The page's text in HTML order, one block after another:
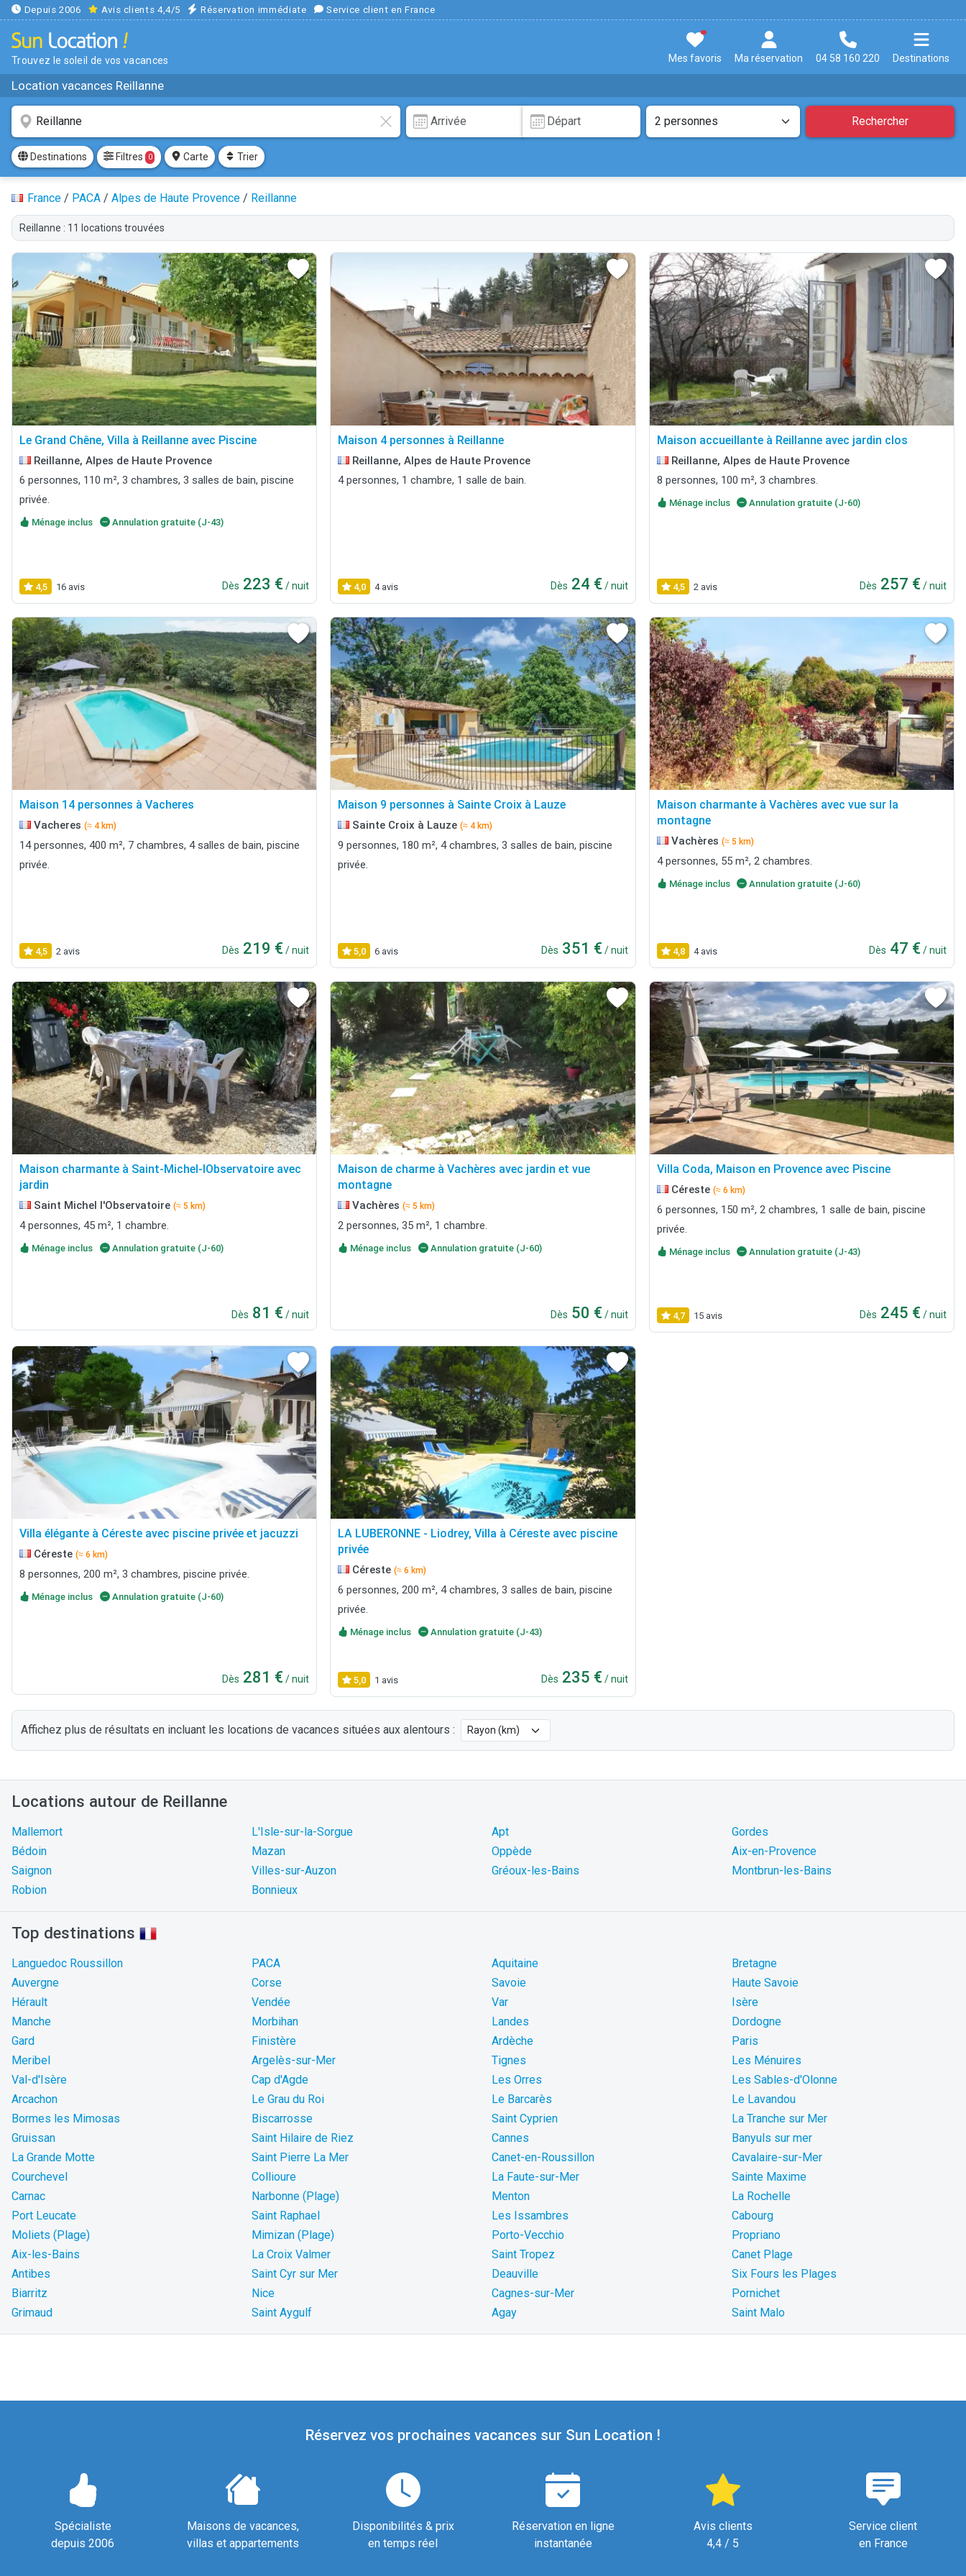
Depuis 2006 Avis clients 4,4/5 Réservation immédiate Service client en France
Trouvez le soleil de vos vacances Mes favoris Ma réservation 04 58 160 220 Destinations
Location vacances Reillanne
Rechercher
Destinations Filtres 0 Carte Trier
France / PACA / Alpes de Haute Provence / Reillanne
Reillanne : 11 locations trouvées
Le Grand Chêne, Villa à Reillanne avec Piscine
Reillanne, Alpes de Haute Provence
6 personnes, 110 m², 3 chambres, 3 salles de bain, piscine
privée.
Ménage inclus Annulation gratuite (J-43)
4,5 16 avis Dès 223 € / nuit
Maison 4 personnes à Reillanne
Reillanne, Alpes de Haute Provence
4 personnes, 1 chambre, 1 salle de bain.
4,0 4 avis Dès 24 € / nuit
Maison accueillante à Reillanne avec jardin clos
Reillanne, Alpes de Haute Provence
8 personnes, 100 m², 3 chambres.
Ménage inclus Annulation gratuite (J-60)
4,5 2 avis Dès 257 € / nuit
Maison 14 personnes à Vacheres
Vacheres (≈ 4 km)
14 personnes, 400 m², 7 chambres, 4 salles de bain, piscine
privée.
4,5 2 avis Dès 219 € / nuit
Maison 9 personnes à Sainte Croix à Lauze
Sainte Croix à Lauze(≈ 4 km)
9 personnes, 180 m², 4 chambres, 3 salles de bain, piscine
privée.
5,0 6 avis Dès 351 € / nuit
Maison charmante à Vachères avec vue sur la
montagne
Vachères (≈ 5 km)
4 personnes, 55 m², 2 chambres.
Ménage inclus Annulation gratuite (J-60)
4,8 4 avis Dès 47 € / nuit
Maison charmante à Saint-Michel-lObservatoire avec
jardin
Saint Michel l'Observatoire (≈ 5 km)
4 personnes, 45 m², 1 chambre.
Ménage inclus Annulation gratuite (J-60)
Dès 81 € / nuit
Maison de charme à Vachères avec jardin et vue
montagne
Vachères(≈ 5 km)
2 personnes, 35 m², 1 chambre.
Ménage inclus Annulation gratuite (J-60)
Dès 50 € / nuit
Villa Coda, Maison en Provence avec Piscine
Céreste (≈ 6 km)
6 personnes, 150 m², 2 chambres, 1 salle de bain, piscine
privée.
Ménage inclus Annulation gratuite (J-43)
4,7 15 avis Dès 245 € / nuit
Villa élégante à Céreste avec piscine privée et jacuzzi
Céreste (≈ 6 km)
8 personnes, 200 m², 3 chambres, piscine privée.
Ménage inclus Annulation gratuite (J-60)
Dès 281 € / nuit
LA LUBERONNE - Liodrey, Villa à Céreste avec piscine
privée
Céreste(≈ 6 km)
6 personnes, 200 m², 4 chambres, 3 salles de bain, piscine
privée.
Ménage inclus Annulation gratuite (J-43)
5,0 1 avis Dès 235 € / nuit
Affichez plus de résultats en incluant les locations de vacances situées aux alentours :
Locations autour de Reillanne
Mallemort L'Isle-sur-la-Sorgue Apt
Gordes
Bédoin
Mazan Oppède
Aix-en-Provence
Saignon
Villes-sur-Auzon Gréoux-les-Bains
Montbrun-les-Bains
Robion
Bonnieux
Top destinations
Languedoc Roussillon PACA Aquitaine
Bretagne
Auvergne
Corse Savoie
Haute Savoie
Hérault
Vendée Var
Isère
Manche
Morbihan Landes
Dordogne
Gard
Finistère Ardèche
Paris
Meribel
Argelès-sur-Mer Tignes
Les Ménuires
Val-d'Isère
Cap d'Agde Les Orres
Les Sables-d'Olonne
Arcachon
Le Grau du Roi Le Barcarès
Le Lavandou
Bormes les Mimosas
Biscarrosse Saint Cyprien
La Tranche sur Mer
Gruissan
Saint Hilaire de Riez Cannes
Banyuls sur mer
La Grande Motte
Saint Pierre La Mer Canet-en-Roussillon
Cavalaire-sur-Mer
Courchevel
Collioure La Faute-sur-Mer
Sainte Maxime
Carnac
Narbonne (Plage) Menton
La Rochelle
Port Leucate
Saint Raphael Les Issambres
Cabourg
Moliets (Plage)
Mimizan (Plage) Porto-Vecchio
Propriano
Aix-les-Bains
La Croix Valmer Saint Tropez
Canet Plage
Antibes
Saint Cyr sur Mer Deauville
Six Fours les Plages
Biarritz
Nice Cagnes-sur-Mer
Pornichet
Grimaud
Saint Aygulf Agay Saint Malo
Réservez vos prochaines vacances sur Sun Location !
Spécialiste
depuis 2006
Maisons de vacances,
villas et appartements
Disponibilités & prix
en temps réel
Réservation en ligne
instantanée
Avis clients
4,4 / 5
Service client
en France